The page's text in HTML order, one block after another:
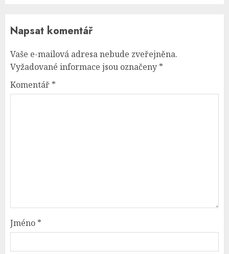
Napsat komentář
Vaše e-mailová adresa nebude zveřejněna.
Vyžadované informace jsou označeny *
Komentář *
Jméno *